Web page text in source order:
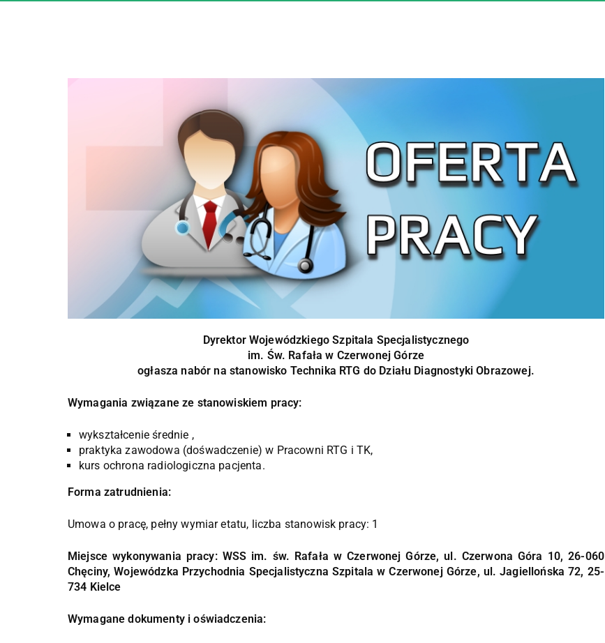
Dyrektor Wojewódzkiego Szpitala Specjalistycznego
im. Św. Rafała w Czerwonej Górze
ogłasza nabór na stanowisko Technika RTG do Działu Diagnostyki Obrazowej.
Wymagania związane ze stanowiskiem pracy:
wykształcenie średnie ,
praktyka zawodowa (dośwadczenie) w Pracowni RTG i TK,
kurs ochrona radiologiczna pacjenta.
Forma zatrudnienia:
Umowa o pracę, pełny wymiar etatu, liczba stanowisk pracy: 1
Miejsce wykonywania pracy: WSS im. św. Rafała w Czerwonej Górze, ul. Czerwona Góra 10, 26-060
Chęciny, Wojewódzka Przychodnia Specjalistyczna Szpitala w Czerwonej Górze, ul. Jagiellońska 72, 25-
734 Kielce
Wymagane dokumenty i oświadczenia: